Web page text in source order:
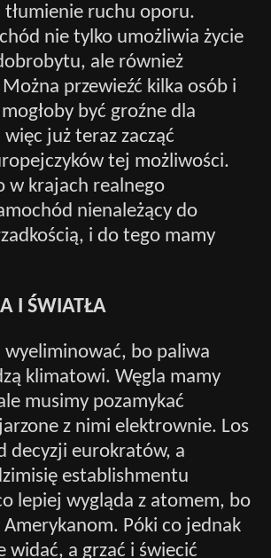
tłumienie ruchu oporu.
nie tylko umożliwia życie
ale również
przewieźć kilka osób i
być groźne dla
już teraz zacząć
tej możliwości.
w krajach realnego
nienależący do
i do tego mamy
I ŚWIATŁA
wyeliminować, bo paliwa
klimatowi. Węgla mamy
musimy pozamykać
z nimi elektrownie. Los
decyzji eurokratów, a
establishmentu
lepiej wygląda z atomem, bo
Amerykanom. Póki co jednak
widać, a grzać i świecić